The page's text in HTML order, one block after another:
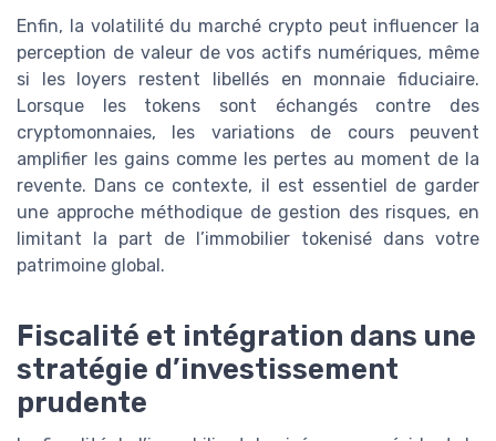
Enfin, la volatilité du marché crypto peut influencer la
perception de valeur de vos actifs numériques, même
si les loyers restent libellés en monnaie fiduciaire.
Lorsque les tokens sont échangés contre des
cryptomonnaies, les variations de cours peuvent
amplifier les gains comme les pertes au moment de la
revente. Dans ce contexte, il est essentiel de garder
une approche méthodique de gestion des risques, en
limitant la part de l’immobilier tokenisé dans votre
patrimoine global.
Fiscalité et intégration dans une
stratégie d’investissement
prudente